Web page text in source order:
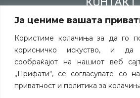
Ја цениме вашата
Користиме колачиња за да го
корисничко искуство, и да
сообраќајот на нашиот веб
„Прифати“, се согласувате со
приватност и политика за
Контакт
Постави
Пријава за несакани